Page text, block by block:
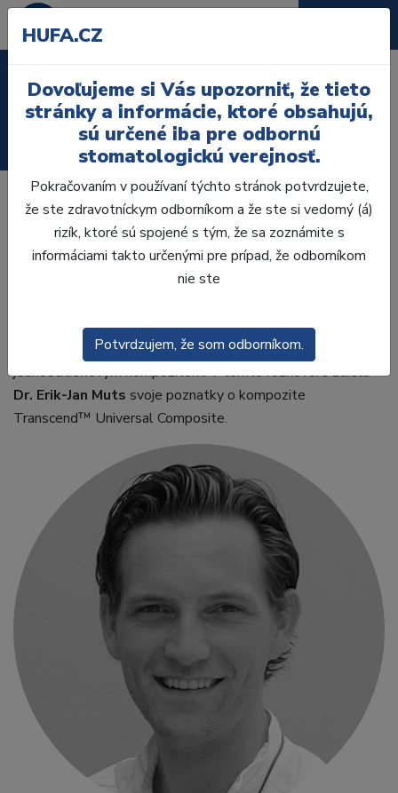
technika
Ordinácia
Vývoj moderných kompozitných materiálov ponúka
stomatológom množstvo možností, ako dosahovať stále
účinnejšie výsledky z estetického aj funkčného hľadiska. Na
začiatku vývoja obsahovali kompozitné systémy iba
postupne výrazne rozšírila. Súčasný trend však smeruje
opačným smerom – k jednoduchším systémom a tzv.
jednoodtieňovým kompozitom. V tomto rozhovore zdieľa
Dr. Erik-Jan Muts svoje poznatky o kompozite
Transcend™ Universal Composite.
HUFA.CZ
Dovoľujeme si Vás upozorniť, že tieto
stránky a informácie, ktoré obsahujú,
sú určené iba pre odbornú
stomatologickú verejnosť.
Pokračovaním v používaní týchto stránok potvrdzujete,
že ste zdravotníckym odborníkom a že ste si vedomý (á)
rizík, ktoré sú spojené s tým, že sa zoznámite s
informáciami takto určenými pre prípad, že odborníkom
nie ste
Potvrdzujem, že som odborníkom.